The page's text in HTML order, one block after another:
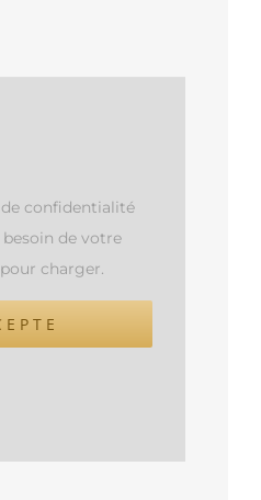
confidentialité
de votre
charger.